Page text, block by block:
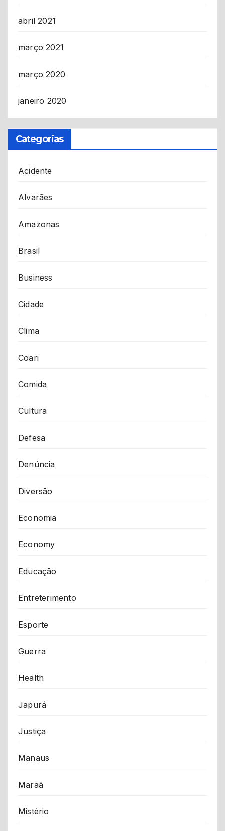
abril 2021
março 2021
março 2020
janeiro 2020
Categorias
Acidente
Alvarães
Amazonas
Brasil
Business
Cidade
Clima
Coari
Comida
Cultura
Defesa
Denúncia
Diversão
Economia
Economy
Educação
Entreterimento
Esporte
Guerra
Health
Japurá
Justiça
Manaus
Maraã
Mistério